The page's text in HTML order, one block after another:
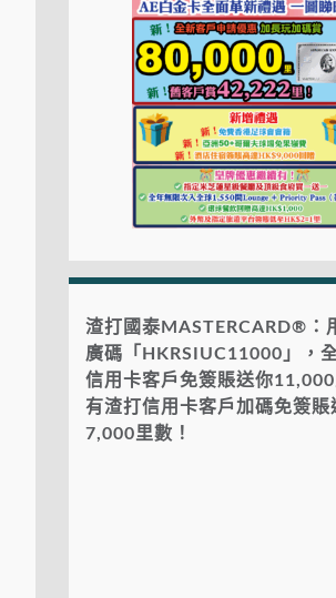
渣打國泰MASTERCARD®：
廣碼「HKRSIUC11000」，全
信用卡客戶免簽賬送你
有渣打信用卡客戶加碼免簽賬
7,000里數！